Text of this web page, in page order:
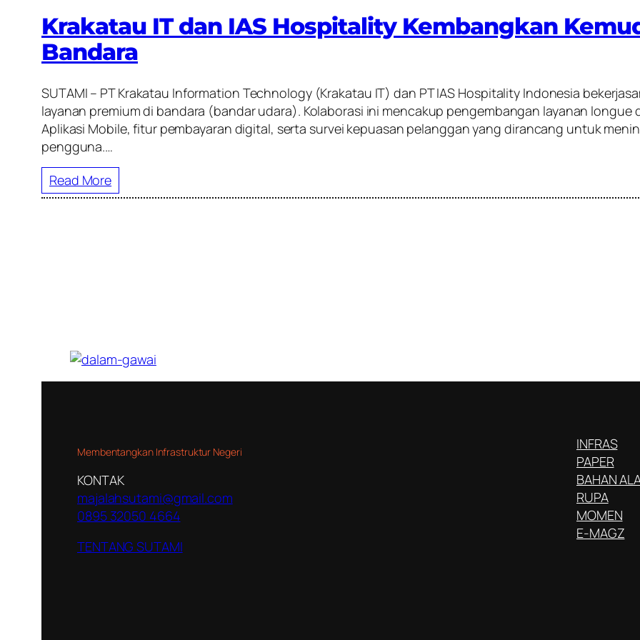
Krakatau IT dan IAS Hospitality Kembangkan
Bandara
SUTAMI – PT Krakatau Information Technology (Krakatau IT) dan PT IAS Hospitality Indonesia
layanan premium di bandara (bandar udara). Kolaborasi ini mencakup pengembangan layanan
Aplikasi Mobile, fitur pembayaran digital, serta survei kepuasan pelanggan yang dirancang untuk
pengguna.…
Read More
Membentangkan Infrastruktur Negeri
KONTAK
majalahsutami@gmail.com
0895 32050 4664
TENTANG SUTAMI
INFRAS
PAPER
BAHAN
RUPA
MOMEN
E-MAGZ